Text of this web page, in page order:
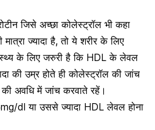
जिसे अच्छा कोलेस्ट्रॉल भी कहा
ज्यादा है, तो ये शरीर के लिए
के लिए जरुरी है कि HDL के लेवल
की उम्र होते ही कोलेस्ट्रॉल की जांच
अवधि में जांच करवाते रहें।
dl या उससे ज्यादा HDL लेवल होना